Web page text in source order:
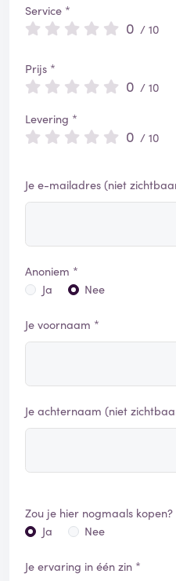
Service *
0 / 10
Prijs *
0 / 10
Levering *
0 / 10
Je e-mailadres (niet
Anoniem *
Ja
Nee
Je voornaam *
Je achternaam (niet
Zou je hier nogmaals kopen?
Ja
Nee
Je ervaring in één zin *